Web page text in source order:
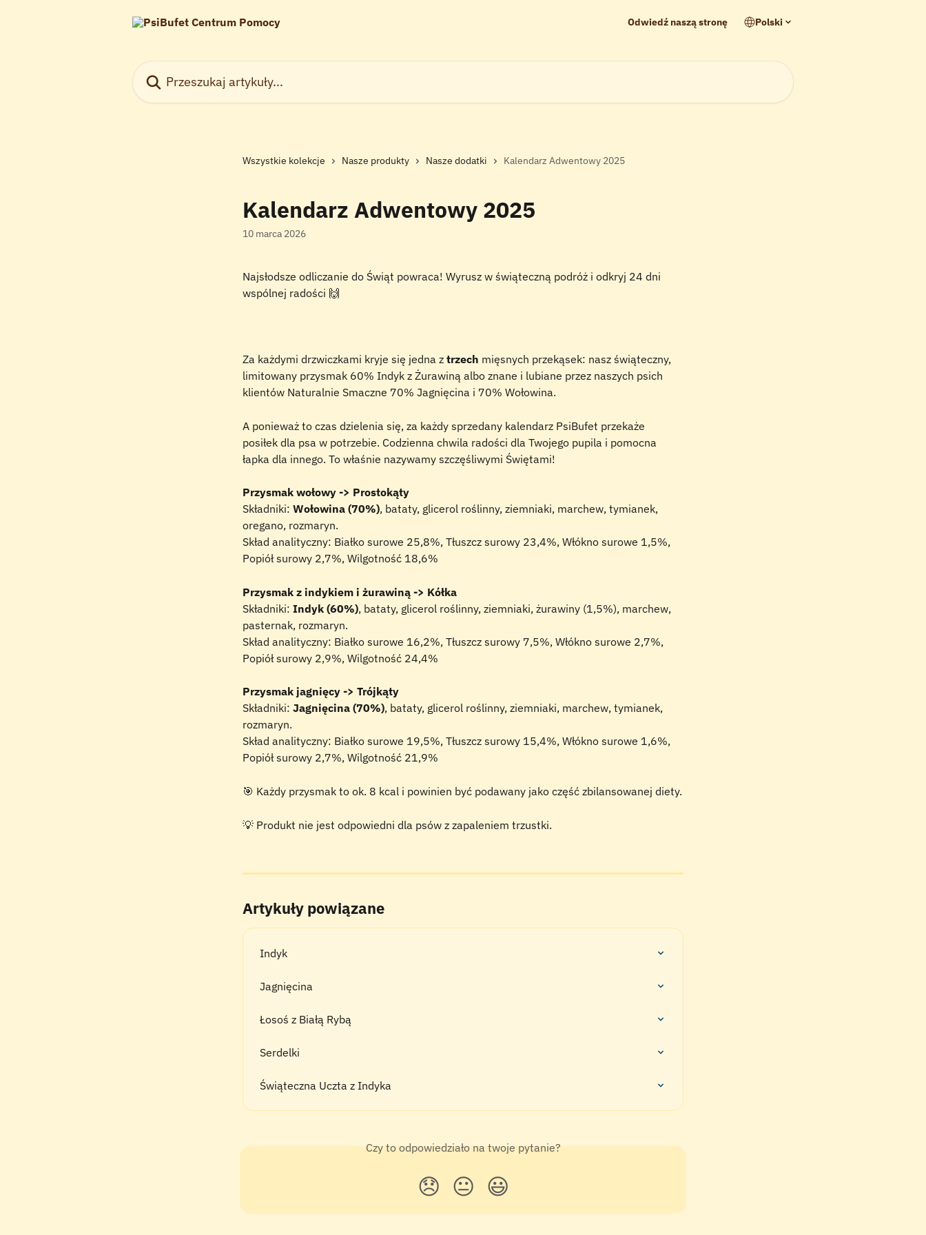
Odwiedź naszą stronę Polski
Wszystkie kolekcje Nasze produkty Nasze dodatki Kalendarz Adwentowy 2025
Kalendarz Adwentowy 2025
10 marca 2026
Najsłodsze odliczanie do Świąt powraca! Wyrusz w świąteczną podróż i odkryj 24 dni
wspólnej radości 🙌
Za każdymi drzwiczkami kryje się jedna z trzech mięsnych przekąsek: nasz świąteczny,
limitowany przysmak 60% Indyk z Żurawiną albo znane i lubiane przez naszych psich
klientów Naturalnie Smaczne 70% Jagnięcina i 70% Wołowina.
A ponieważ to czas dzielenia się, za każdy sprzedany kalendarz PsiBufet przekaże
posiłek dla psa w potrzebie. Codzienna chwila radości dla Twojego pupila i pomocna
łapka dla innego. To właśnie nazywamy szczęśliwymi Świętami!
Przysmak wołowy -> Prostokąty
Składniki: Wołowina (70%), bataty, glicerol roślinny, ziemniaki, marchew, tymianek,
oregano, rozmaryn.
Skład analityczny: Białko surowe 25,8%, Tłuszcz surowy 23,4%, Włókno surowe 1,5%,
Popiół surowy 2,7%, Wilgotność 18,6%
Przysmak z indykiem i żurawiną -> Kółka
Składniki: Indyk (60%), bataty, glicerol roślinny, ziemniaki, żurawiny (1,5%), marchew,
pasternak, rozmaryn.
Skład analityczny: Białko surowe 16,2%, Tłuszcz surowy 7,5%, Włókno surowe 2,7%,
Popiół surowy 2,9%, Wilgotność 24,4%
Przysmak jagnięcy -> Trójkąty
Składniki: Jagnięcina (70%), bataty, glicerol roślinny, ziemniaki, marchew, tymianek,
rozmaryn.
Skład analityczny: Białko surowe 19,5%, Tłuszcz surowy 15,4%, Włókno surowe 1,6%,
Popiół surowy 2,7%, Wilgotność 21,9%
🎯 Każdy przysmak to ok. 8 kcal i powinien być podawany jako część zbilansowanej diety.
💡 Produkt nie jest odpowiedni dla psów z zapaleniem trzustki.
Artykuły powiązane
Indyk
Jagnięcina
Łosoś z Białą Rybą
Serdelki
Świąteczna Uczta z Indyka
Czy to odpowiedziało na twoje pytanie?
😞 😐 😃